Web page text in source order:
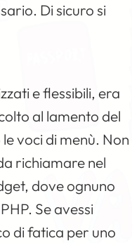
Di sicuro si
e flessibili, era
al lamento del
voci di menù. Non
richiamare nel
dove ognuno
Se avessi
di fatica per uno